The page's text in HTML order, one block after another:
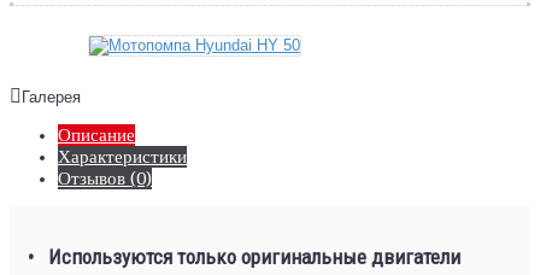
Галерея
Описание
Характеристики
Отзывов (0)
• Используются только оригинальные двигатели